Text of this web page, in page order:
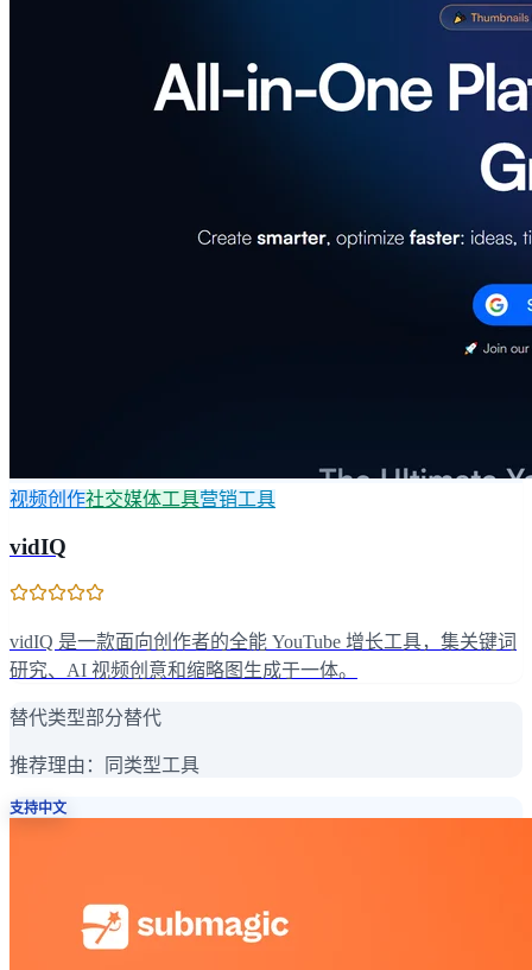
视频创作社交媒体工具营销工具
vidIQ
vidIQ 是一款面向创作者的全能 YouTube 增长工具，集关键词
研究、AI 视频创意和缩略图生成于一体。
替代类型部分替代
推荐理由： 同类型工具
支持中文